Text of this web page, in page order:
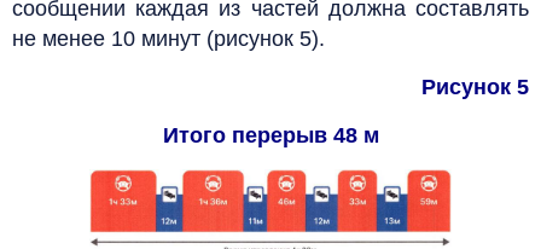
сообщении каждая из частей должна составлять
не менее 10 минут (рисунок 5).
Рисунок 5
Итого перерыв 48 м